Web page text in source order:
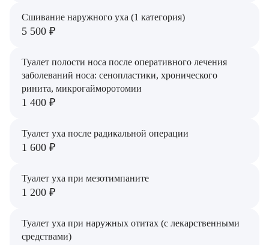
Сшивание наружного уха (1 категория)
5 500 ₽
Туалет полости носа после оперативного лечения
заболеваний носа: сенопластики, хронического
ринита, микрогайморотомии
1 400 ₽
Туалет уха после радикальной операции
1 600 ₽
Туалет уха при мезотимпаните
1 200 ₽
Туалет уха при наружных отитах (с лекарственными
средствами)
Лежнева Евгения Олеговна
Лукьянчиков Дмитрий Владимирович
Максимишина Валентина Владимировна
Мелехина Ольга Алексеевна
Мизиряк Василина Тимофеевна
Мироненко Андрей Анатольевич
Михалева Любовь Викторовна